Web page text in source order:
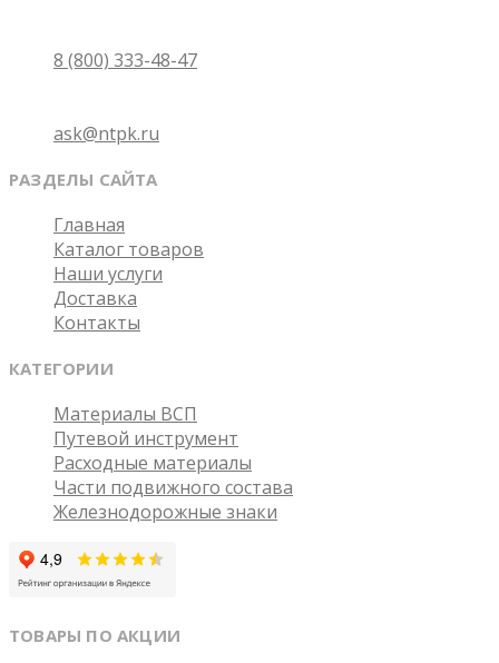
8 (800) 333-48-47
ask@ntpk.ru
РАЗДЕЛЫ САЙТА
Главная
Каталог товаров
Наши услуги
Доставка
Контакты
КАТЕГОРИИ
Материалы ВСП
Путевой инструмент
Расходные материалы
Части подвижного состава
Железнодорожные знаки
ТОВАРЫ ПО АКЦИИ